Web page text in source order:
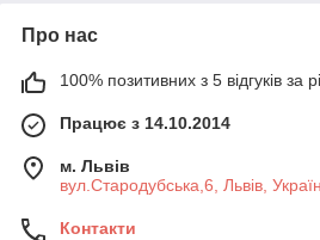
Про нас
100% позитивних з 5 відгуків за
Працює з 14.10.2014
м. Львів
вул.Стародубська,6, Львів,
Контакти